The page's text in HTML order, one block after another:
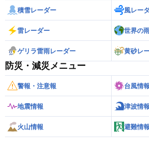
積雪レーダー 風レー
雷レーダー 世界の
ゲリラ雷雨レーダー 黄砂レ
防災・減災メニュー
警報・注意報 台風情報
地震情報 津波情報
火山情報 避難情報